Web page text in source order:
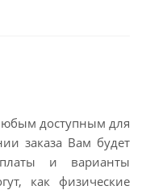
доступным для
заказа Вам будет
и варианты
как физические